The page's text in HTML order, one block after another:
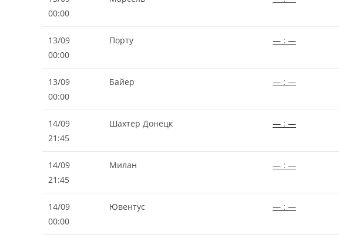
00:00
13/09
00:00
Порту — : —
13/09
00:00
Байер — : —
14/09
21:45
Шахтер Донецк — : —
14/09
21:45
Милан — : —
14/09
00:00
Ювентус — : —